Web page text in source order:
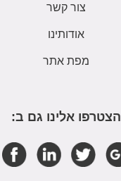
צור קשר
אודותינו
מפת אתר
הצטרפו אלינו גם ב: